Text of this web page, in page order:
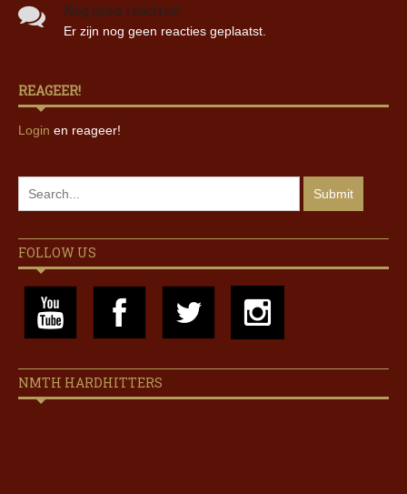
Nog geen reacties!
Er zijn nog geen reacties geplaatst.
REAGEER!
Login en reageer!
FOLLOW US
NMTH HARDHITTERS